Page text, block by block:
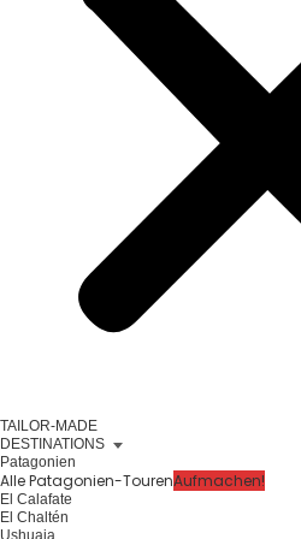
TAILOR-MADE
DESTINATIONS
Patagonien
Alle Patagonien-TourenAufmachen!
El Calafate
El Chaltén
Ushuaia